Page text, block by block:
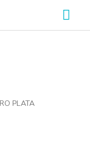
PLATA